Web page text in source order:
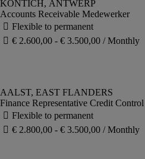
Accounts Receivable Medewerker
Finance Representative Credit Control